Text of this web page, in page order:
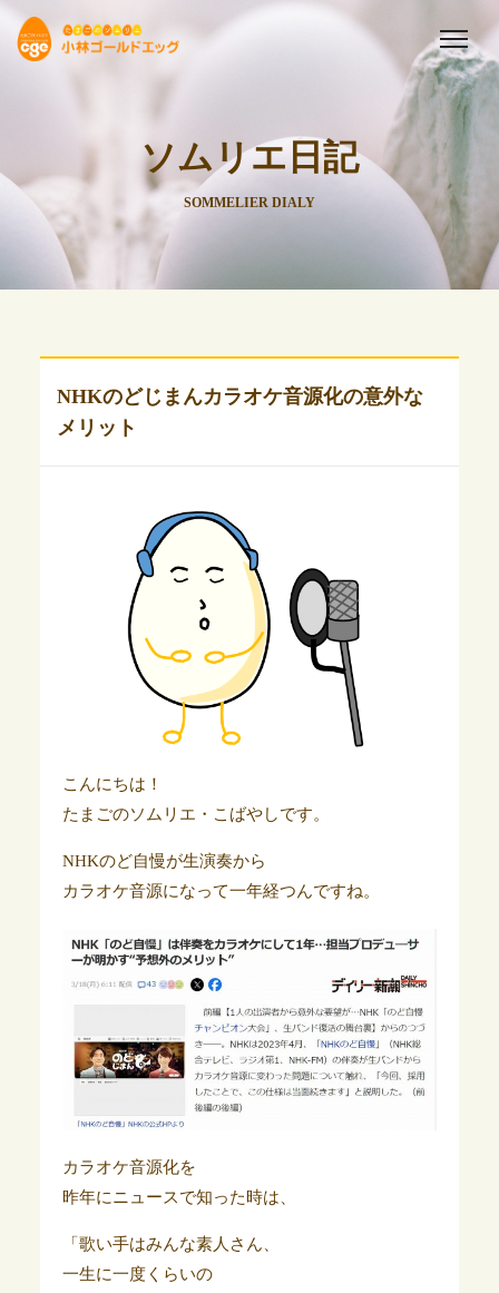
ソムリエ日記
SOMMELIER DIALY
NHKのどじまんカラオケ音源化の意外な
メリット
こんにちは！
たまごのソムリエ・こばやしです。
NHKのど自慢が生演奏から
カラオケ音源になって一年経つんですね。
カラオケ音源化を
昨年にニュースで知った時は、
「歌い手はみんな素人さん、
一生に一度くらいの